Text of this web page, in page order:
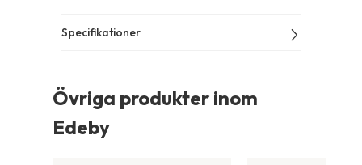
Specifikationer
Övriga produkter inom
Edeby